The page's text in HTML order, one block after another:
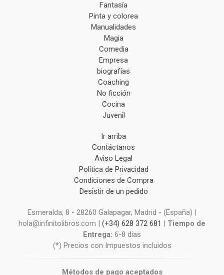
Fantasía
Pinta y colorea
Manualidades
Magia
Comedia
Empresa
biografías
Coaching
No ficción
Cocina
Juvenil
Ir arriba
Contáctanos
Aviso Legal
Política de Privacidad
Condiciones de Compra
Desistir de un pedido
Esmeralda, 8 - 28260 Galapagar, Madrid - (España) |
hola@infinitolibros.com | (+34) 628 372 681 | Tiempo de
Entrega: 6-8 días
(*) Precios con Impuestos incluidos
Métodos de pago aceptados